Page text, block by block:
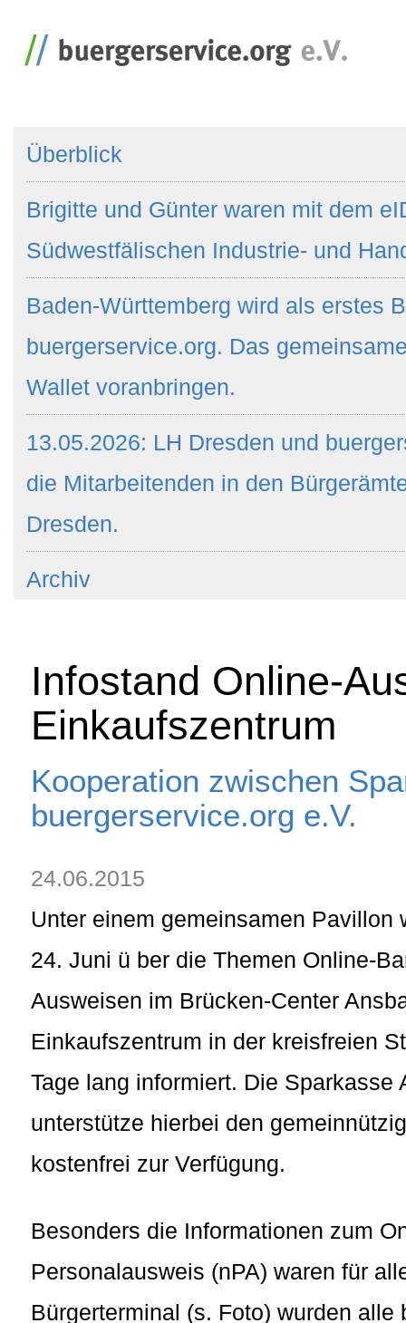
Überblick
Brigitte und Günter waren mit dem
Südwestfälischen Industrie- und
Baden-Württemberg wird als erstes
buergerservice.org. Das
Wallet voranbringen.
13.05.2026: LH Dresden und
die Mitarbeitenden in den
Dresden.
Archiv
Infostand Online-
Einkaufszentrum
Kooperation zwischen
buergerservice.org e.V.
24.06.2015
Unter einem gemeinsamen Pavillon
24. Juni ü ber die Themen Online-
Ausweisen im Brücken-Center
Einkaufszentrum in der kreisfreien
Tage lang informiert. Die Sparkasse
unterstütze hierbei den
kostenfrei zur Verfügung.
Besonders die Informationen zum
Personalausweis (nPA) waren für
Bürgerterminal (s. Foto) wurden